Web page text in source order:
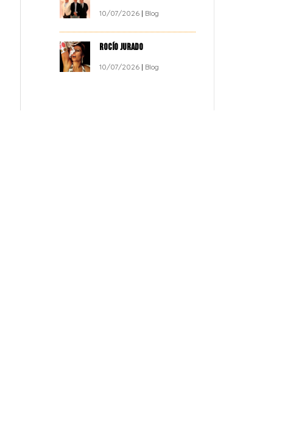
10/07/2026 | Blog
ROCÍO JURADO
10/07/2026 | Blog